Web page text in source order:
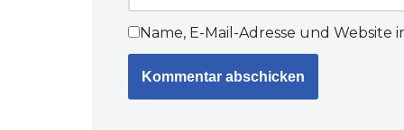
Name, E-Mail-Adresse und